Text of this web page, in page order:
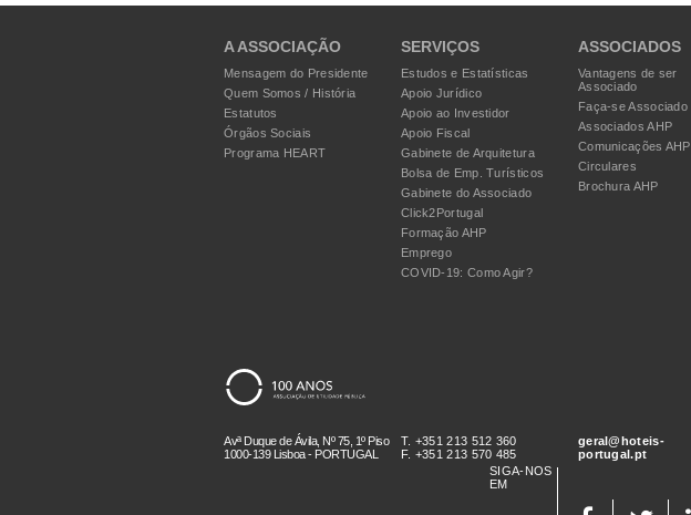
A ASSOCIAÇÃO
Mensagem do Presidente
Quem Somos / História
Estatutos
Órgãos Sociais
Programa HEART
SERVIÇOS
Estudos e Estatísticas
Apoio Jurídico
Apoio ao Investidor
Apoio Fiscal
Gabinete de Arquitetura
Bolsa de Emp. Turísticos
Gabinete do Associado
Click2Portugal
Formação AHP
Emprego
COVID-19: Como Agir?
ASSOCIADOS
Vantagens de ser
Associado
Faça-se Associado
Associados AHP
Comunicações AHP
Circulares
Brochura AHP
Avª Duque de Ávila, Nº 75, 1º Piso
1000-139 Lisboa - PORTUGAL
T. +351 213 512 360
F. +351 213 570 485
geral@hoteis-
portugal.pt
SIGA-NOS
EM